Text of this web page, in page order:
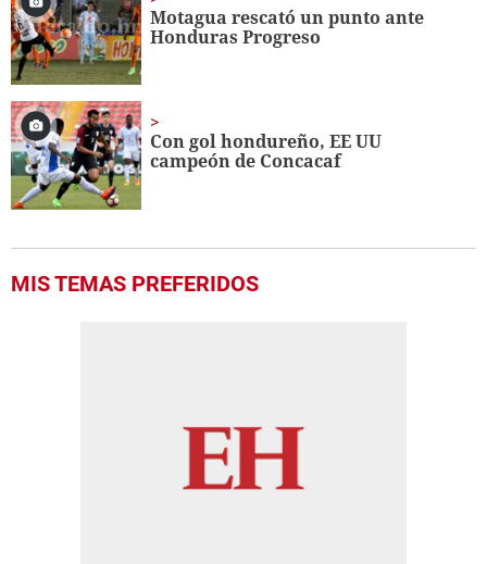
Motagua rescató un punto ante
Honduras Progreso
Con gol hondureño, EE UU
campeón de Concacaf
MIS TEMAS PREFERIDOS